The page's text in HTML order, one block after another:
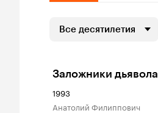
Все десятилетия
Заложники дьявола
1993
Анатолий Филиппович